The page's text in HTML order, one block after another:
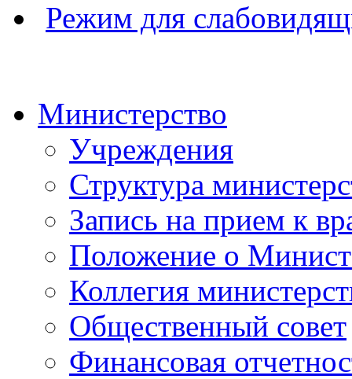
Режим для
Министерство
Учреждения
Структура
Запись на прием к
Положение о
Коллегия
Общественный совет
Финансовая